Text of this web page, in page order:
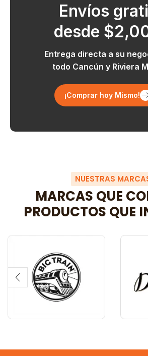
Envíos
desde
Entrega directa a su
todo Cancún y Riviera
¡Comprar hoy Mismo!
NUESTRAS
MARCAS QUE
PRODUCTOS QUE